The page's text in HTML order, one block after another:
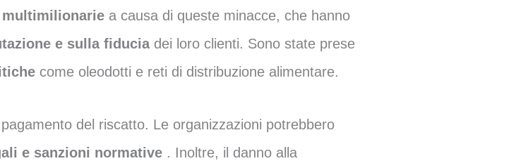
multimilionarie a causa di queste minacce, che hanno
e sulla fiducia dei loro clienti. Sono state prese
come oleodotti e reti di distribuzione alimentare.
del riscatto. Le organizzazioni potrebbero
e sanzioni normative . Inoltre, il danno alla